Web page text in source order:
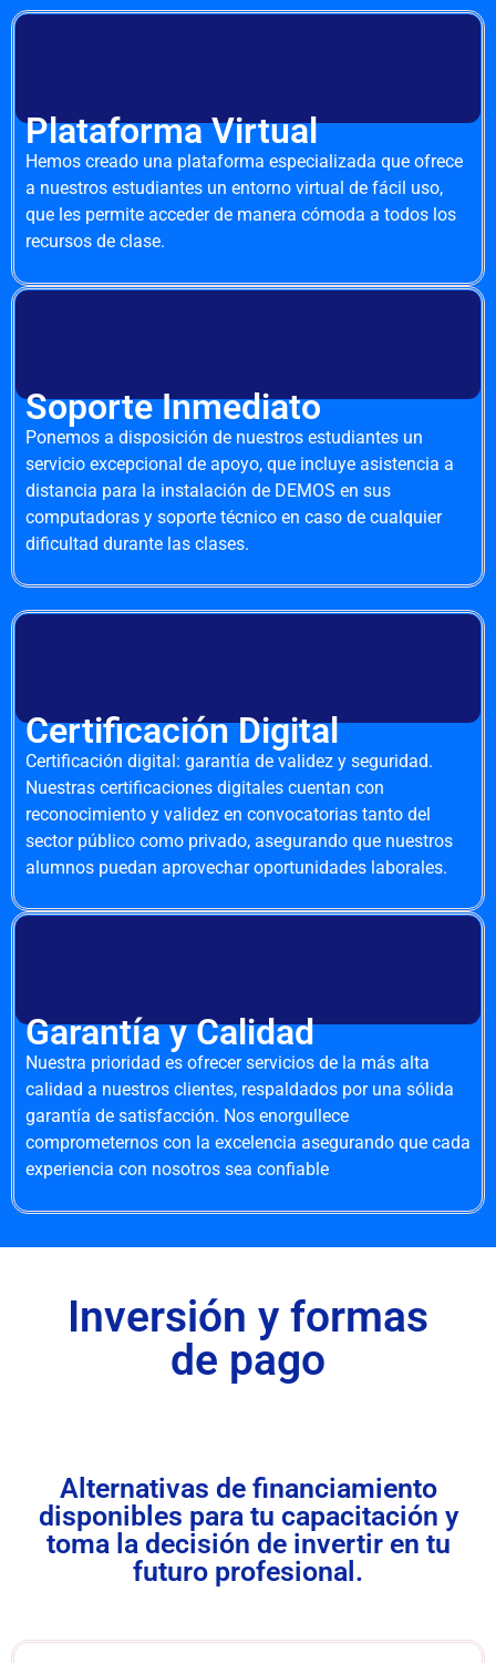
Plataforma Virtual
Hemos creado una plataforma especializada que ofrece
a nuestros estudiantes un entorno virtual de fácil uso,
que les permite acceder de manera cómoda a todos los
recursos de clase.
Soporte Inmediato
Ponemos a disposición de nuestros estudiantes un
servicio excepcional de apoyo, que incluye asistencia a
distancia para la instalación de DEMOS en sus
computadoras y soporte técnico en caso de cualquier
dificultad durante las clases.
Certificación Digital
Certificación digital: garantía de validez y seguridad.
Nuestras certificaciones digitales cuentan con
reconocimiento y validez en convocatorias tanto del
sector público como privado, asegurando que nuestros
alumnos puedan aprovechar oportunidades laborales.
Garantía y Calidad
Nuestra prioridad es ofrecer servicios de la más alta
calidad a nuestros clientes, respaldados por una sólida
garantía de satisfacción. Nos enorgullece
comprometernos con la excelencia asegurando que cada
experiencia con nosotros sea confiable
Inversión y formas
de pago
Alternativas de financiamiento
disponibles para tu capacitación y
toma la decisión de invertir en tu
futuro profesional.